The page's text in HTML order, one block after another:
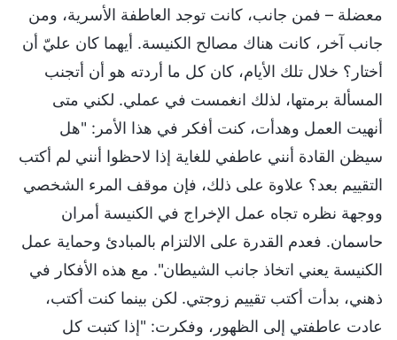
معضلة – فمن جانب، كانت توجد العاطفة الأسرية، ومن
جانب آخر، كانت هناك مصالح الكنيسة. أيهما كان عليّ أن
أختار؟ خلال تلك الأيام، كان كل ما أردته هو أن أتجنب
المسألة برمتها، لذلك انغمست في عملي. لكني متى
أنهيت العمل وهدأت، كنت أفكر في هذا الأمر: "هل
سيظن القادة أنني عاطفي للغاية إذا لاحظوا أنني لم أكتب
التقييم بعد؟ علاوة على ذلك، فإن موقف المرء الشخصي
ووجهة نظره تجاه عمل الإخراج في الكنيسة أمران
حاسمان. فعدم القدرة على الالتزام بالمبادئ وحماية عمل
الكنيسة يعني اتخاذ جانب الشيطان". مع هذه الأفكار في
ذهني، بدأت أكتب تقييم زوجتي. لكن بينما كنت أكتب،
عادت عاطفتي إلى الظهور، وفكرت: "إذا كتبت كل